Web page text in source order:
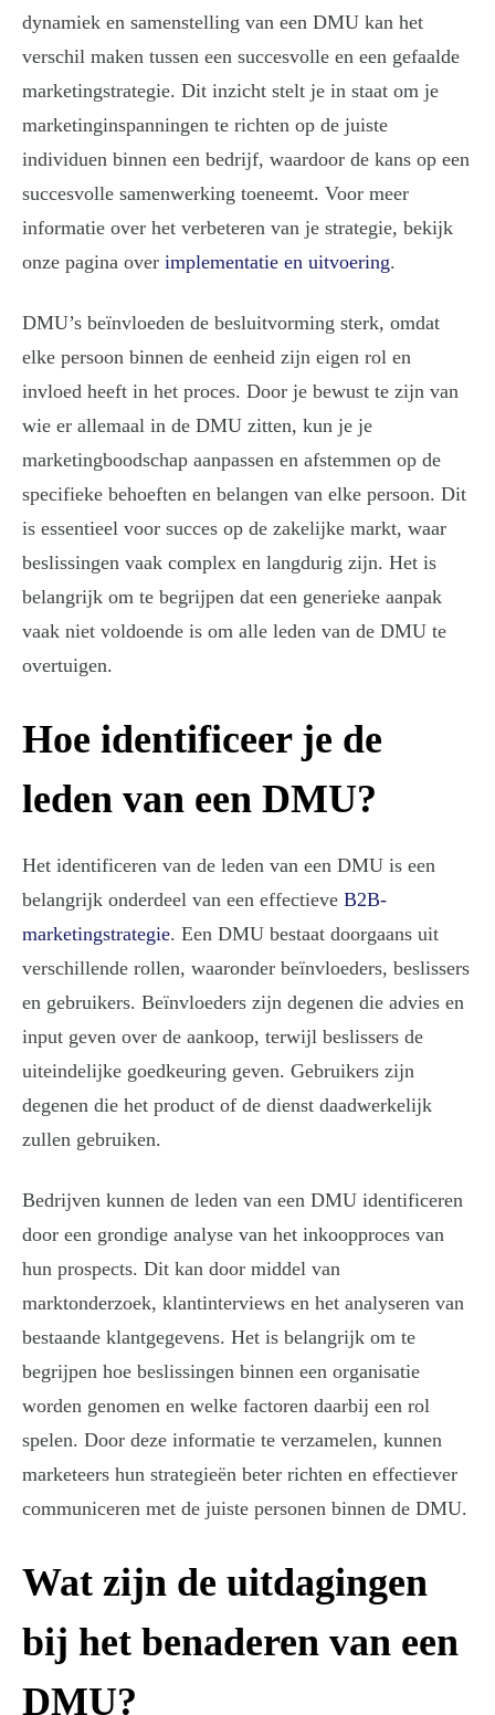
dynamiek en samenstelling van een DMU kan het
verschil maken tussen een succesvolle en een gefaalde
marketingstrategie. Dit inzicht stelt je in staat om je
marketinginspanningen te richten op de juiste
individuen binnen een bedrijf, waardoor de kans op een
succesvolle samenwerking toeneemt. Voor meer
informatie over het verbeteren van je strategie, bekijk
onze pagina over implementatie en uitvoering.
DMU’s beïnvloeden de besluitvorming sterk, omdat
elke persoon binnen de eenheid zijn eigen rol en
invloed heeft in het proces. Door je bewust te zijn van
wie er allemaal in de DMU zitten, kun je je
marketingboodschap aanpassen en afstemmen op de
specifieke behoeften en belangen van elke persoon. Dit
is essentieel voor succes op de zakelijke markt, waar
beslissingen vaak complex en langdurig zijn. Het is
belangrijk om te begrijpen dat een generieke aanpak
vaak niet voldoende is om alle leden van de DMU te
overtuigen.
Hoe identificeer je de
leden van een DMU?
Het identificeren van de leden van een DMU is een
belangrijk onderdeel van een effectieve B2B-
marketingstrategie. Een DMU bestaat doorgaans uit
verschillende rollen, waaronder beïnvloeders, beslissers
en gebruikers. Beïnvloeders zijn degenen die advies en
input geven over de aankoop, terwijl beslissers de
uiteindelijke goedkeuring geven. Gebruikers zijn
degenen die het product of de dienst daadwerkelijk
zullen gebruiken.
Bedrijven kunnen de leden van een DMU identificeren
door een grondige analyse van het inkoopproces van
hun prospects. Dit kan door middel van
marktonderzoek, klantinterviews en het analyseren van
bestaande klantgegevens. Het is belangrijk om te
begrijpen hoe beslissingen binnen een organisatie
worden genomen en welke factoren daarbij een rol
spelen. Door deze informatie te verzamelen, kunnen
marketeers hun strategieën beter richten en effectiever
communiceren met de juiste personen binnen de DMU.
Wat zijn de uitdagingen
bij het benaderen van een
DMU?